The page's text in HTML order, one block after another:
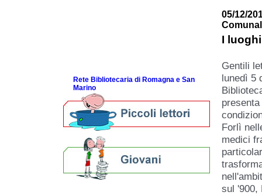
05/12/
I
Gentili
lunedì 5
Forlì
medici
sul '900,
Rete Bibliotecaria di Romagna e San
Marino